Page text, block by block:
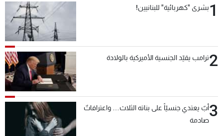
1بشرى "كهربائية" للبنانيين!
2ترامب يقيّد الجنسية الأميركية بالولادة
3أبٌ يعتدي جنسيّاً على بناته الثلاث… واعترافاتٌ
صادمة